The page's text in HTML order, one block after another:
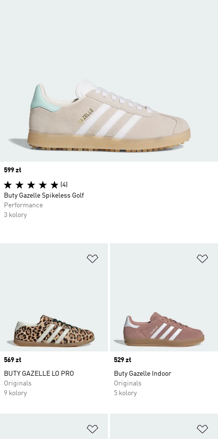
Price
569 zł
BUTY GAZELLE LO PRO
Originals
9 kolory
Price
529 zł
Buty Gazelle Indoor
Originals
5 kolory
Price
599 zł
(4)
Buty Gazelle Spikeless Golf
Performance
3 kolory